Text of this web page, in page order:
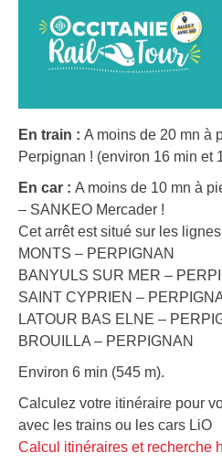
En train : A moins de 20 mn à
Perpignan ! (environ 16 min et
En car : A moins de 10 mn à
– SANKEO Mercader !
Cet arrêt est situé sur les
MONTS – PERPIGNAN
BANYULS SUR MER –
SAINT CYPRIEN –
LATOUR BAS ELNE –
BROUILLA – PERPIGNAN
Environ 6 min (545 m).
Calculez votre itinéraire pour
avec les trains ou les cars LiO
Calcul itinéraires et recherche